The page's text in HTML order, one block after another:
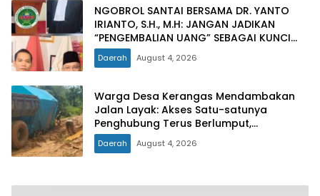
NGOBROL SANTAI BERSAMA DR. YANTO
IRIANTO, S.H., M.H: JANGAN JADIKAN
“PENGEMBALIAN UANG” SEBAGAI KUNCI
PINTU KELUAR DARI JERATAN HUKUM
PIDANA KORUPSI
Daerah August 4, 2026
Warga Desa Kerangas Mendambakan
Jalan Layak: Akses Satu-satunya
Penghubung Terus Berlumput,
Menghambat Ekonomi dan Pelayanan
Kesehatan
Daerah August 4, 2026